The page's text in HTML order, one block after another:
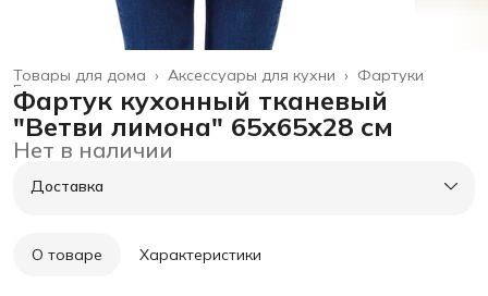
Фартуки
Аксессуары для кухни ›
Товары для дома ›
Главная
Фартук кухонный тканевый
"Ветви лимона" 65х65х28 см
Нет в наличии
Доставка
О товаре Характеристики